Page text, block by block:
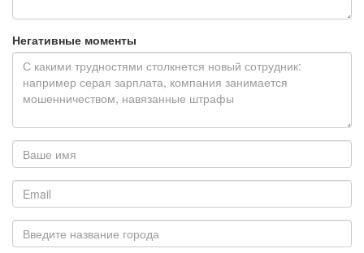
Негативные моменты